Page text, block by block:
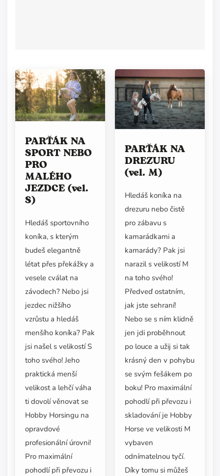
PARŤÁK NA
SPORT NEBO
PRO
MALÉHO
JEZDCE (vel.
S)
Hledáš sportovního
koníka, s kterým
budeš elegantně
létat přes překážky a
vesele cválat na
závodech? Nebo jsi
jezdec nižšího
vzrůstu a hledáš
menšího koníka? Pak
jsi našel s velikostí S
toho svého! Jeho
praktická menší
velikost a lehčí váha
ti dovolí věnovat se
Hobby Horsingu na
opravdové
profesionální úrovni!
Pro maximální
pohodlí při převozu i
PARŤÁK NA
DREZURU
(vel. M)
Hledáš koníka na
drezuru nebo čistě
pro zábavu s
kamarádkami a
kamarády? Pak jsi
narazil s velikostí M
na toho svého!
Předveď ostatním,
jak jste sehraní!
Nebo se s ním klidně
jen jdi proběhnout
po louce a užij si tak
krásný den v pohybu
se svým fešákem po
boku! Pro maximální
pohodlí při převozu i
skladování je Hobby
Horse ve velikosti M
vybaven
odnímatelnou tyčí.
Díky tomu si můžeš